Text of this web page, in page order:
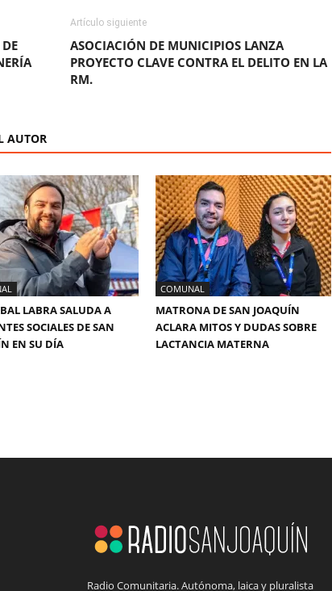
Artículo siguiente
ASOCIACIÓN DE MUNICIPIOS LANZA
PROYECTO CLAVE CONTRA EL DELITO EN LA
RM.
AUTOR
LABRA SALUDA A
SOCIALES DE SAN
EN SU DÍA
COMUNAL
MATRONA DE SAN JOAQUÍN
ACLARA MITOS Y DUDAS SOBRE
LACTANCIA MATERNA
Radio Comunitaria. Autónoma, laica y pluralista